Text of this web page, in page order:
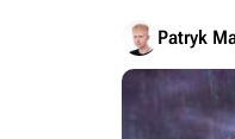
Patryk